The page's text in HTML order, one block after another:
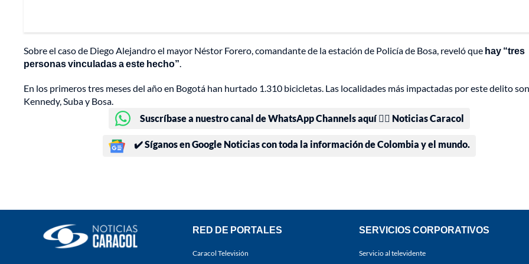
Sobre el caso de Diego Alejandro el mayor Néstor Forero, comandante de la estación de Policía de Bosa, reveló que hay “tres
personas vinculadas a este hecho”.
En los primeros tres meses del año en Bogotá han hurtado 1.310 bicicletas. Las localidades más impactadas por este delito son
Kennedy, Suba y Bosa.
Suscríbase a nuestro canal de WhatsApp Channels aquí 👉🏻 Noticias Caracol
✔️ Síganos en Google Noticias con toda la información de Colombia y el mundo.
RED DE PORTALES
Caracol Televisión
SERVICIOS CORPORATIVOS
Servicio al televidente